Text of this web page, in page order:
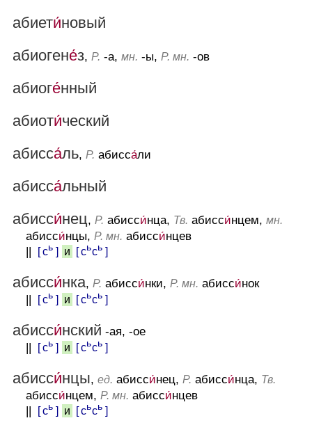
абиети́новый
абиогене́з, Р. -а, мн. -ы, Р. мн. -ов
абиоге́нный
абиоти́ческий
абисса́ль, Р. абисса́ли
абисса́льный
абисси́нец, Р. абисси́нца, Тв. абисси́нцем, мн.
абисси́нцы, Р. мн. абисси́нцев
[ сь ] и [ сьсь ]
абисси́нка, Р. абисси́нки, Р. мн. абисси́нок
[ сь ] и [ сьсь ]
абисси́нский -ая, -ое
[ сь ] и [ сьсь ]
абисси́нцы, ед. абисси́нец, Р. абисси́нца, Тв.
абисси́нцем, Р. мн. абисси́нцев
[ сь ] и [ сьсь ]